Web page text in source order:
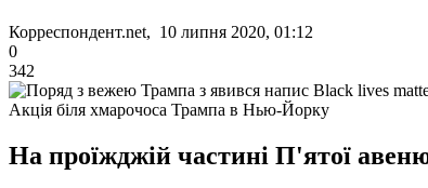
Корреспондент.net, 10 липня 2020, 01:12
0
342
Акція біля хмарочоса Трампа в Нью-Йорку
На проїжджій частині П'ятої